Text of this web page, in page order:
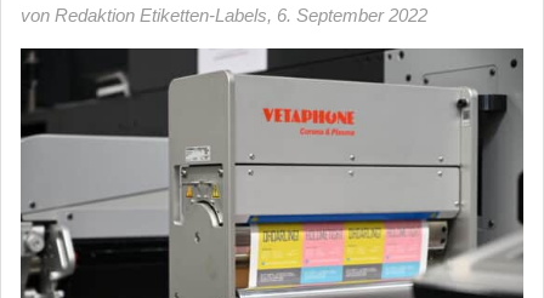
von Redaktion Etiketten-Labels, 6. September 2022